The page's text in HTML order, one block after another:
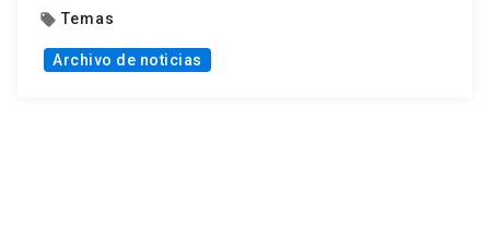
local_offer Temas
Archivo de noticias